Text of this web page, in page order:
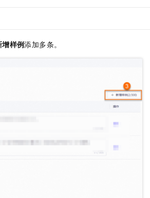
增样例添加多条。